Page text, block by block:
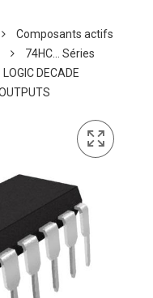
Composants actifs
74HC... Séries
DECADE